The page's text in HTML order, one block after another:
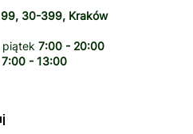
30-399, Kraków
piątek 7:00 - 20:00
7:00 - 13:00